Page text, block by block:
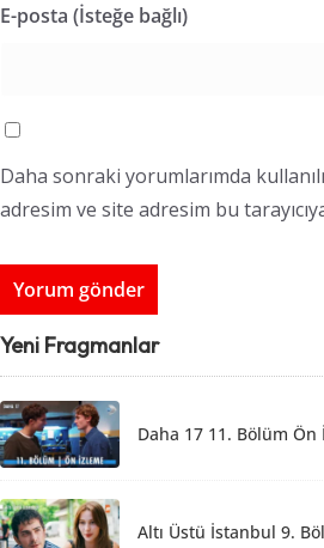
E-posta (İsteğe bağlı)
Daha sonraki yorumlarımda
adresim ve site adresim bu
Yeni Fragmanlar
Daha 17 11. Bölüm Ön
Altı Üstü İstanbul 9.